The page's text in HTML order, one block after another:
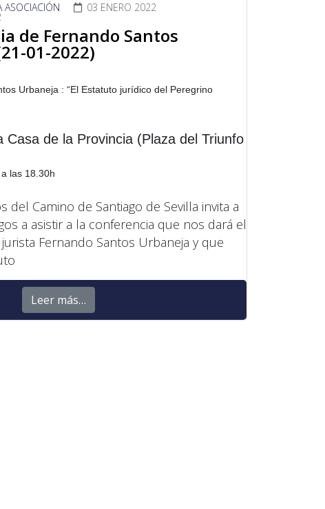
ASOCIACIÓN 03 ENERO 2022
de Fernando Santos
01-2022)
Urbaneja : “El Estatuto jurídico del Peregrino
Casa de la Provincia (Plaza del Triunfo
las 18.30h
del Camino de Santiago de Sevilla invita a
a asistir a la conferencia que nos dará el
Fernando Santos Urbaneja y que
Leer más…